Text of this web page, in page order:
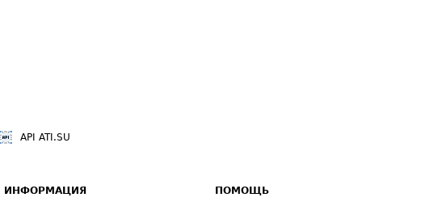
API ATI.SU
ИНФОРМАЦИЯ ПОМОЩЬ